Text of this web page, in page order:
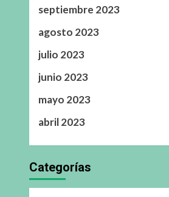
septiembre 2023
agosto 2023
julio 2023
junio 2023
mayo 2023
abril 2023
Categorías